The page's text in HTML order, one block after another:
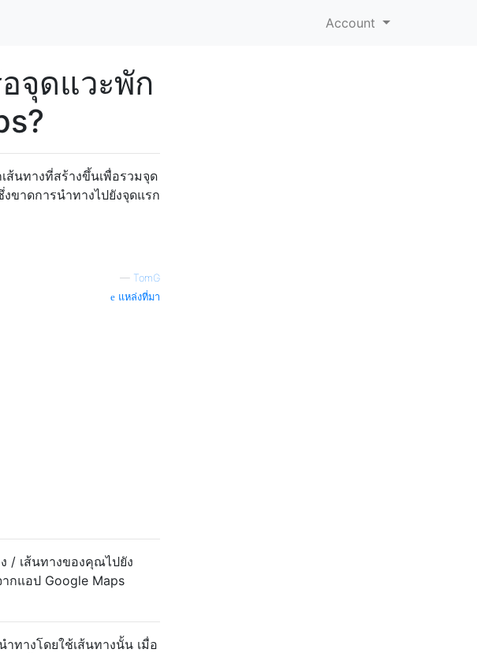
Account
จุดแวะพัก
ส้นทางที่สร้างขึ้นเพื่อรวมจุด
ขาดการนำทางไปยังจุดแรก
— TomG
แหล่งที่มา
/ เส้นทางของคุณไปยัง
กแอป Google Maps
ทางโดยใช้เส้นทางนั้น เมื่อ